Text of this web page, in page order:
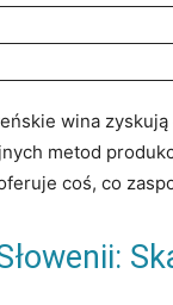
wina
metod
coś, co